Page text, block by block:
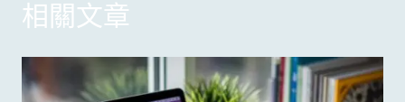
相關文章